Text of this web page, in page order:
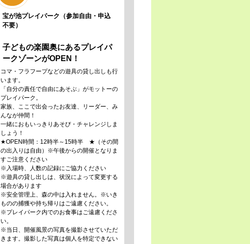
宝が池プレイパーク（参加自由・申込
不要）
子どもの楽園奥にあるプレイパ
ークゾーンがOPEN！
コマ・フラフープなどの遊具の貸し出しも行
います。
「自分の責任で自由にあそぶ」がモットーの
プレイパーク。
家族、ここで出会ったお友達、リーダー、み
んなが仲間！
一緒におもいっきりあそび・チャレンジしま
しょう！
★OPEN時間：12時半～15時半 ★（その間
の出入りは自由） ※午後からの開催となりま
すご注意ください
※入場時、人数の記録にご協力ください
※遊具の貸し出しは、状況によって変更する
場合があります
※安全管理上、森の中は入れません。※いき
ものの捕獲や持ち帰りはご遠慮ください。
※プレイパーク内でのお食事はご遠慮くださ
い。
※当日、開催風景の写真を撮影させていただ
きます。撮影した写真は個人を特定できない